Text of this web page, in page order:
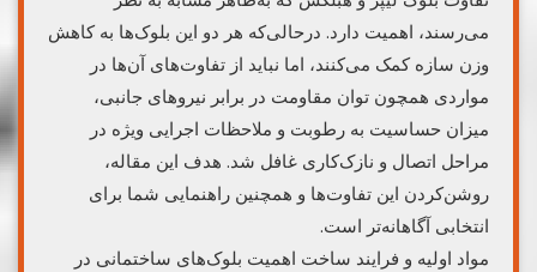
می‌رسند، اهمیت دارد. درحالی‌که هر دو این بلوک‌ها به کاهش
وزن سازه کمک می‌کنند، اما نباید از تفاوت‌های آن‌ها در
مواردی همچون توان مقاومت در برابر نیروهای جانبی،
میزان حساسیت به رطوبت و ملاحظات اجرایی ویژه در
مراحل اتصال و نازک‌کاری غافل شد. هدف این مقاله،
روشن‌کردن این تفاوت‌ها و همچنین راهنمایی شما برای
انتخابی آگاهانه‌تر است.
مواد اولیه و فرایند ساخت اهمیت بلوک‌های ساختمانی در